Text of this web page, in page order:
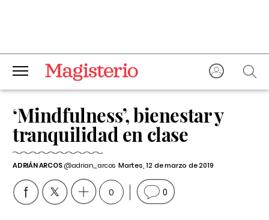
‘Mindfulness’, bienestar y
tranquilidad en clase
ADRIÁN ARCOS@adrian_arcos Martes, 12 de marzo de 2019
0 0